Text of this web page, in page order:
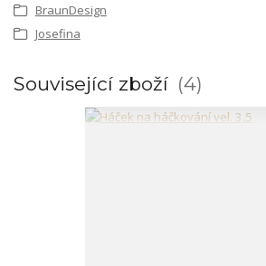
BraunDesign
Josefina
Související zboží 4